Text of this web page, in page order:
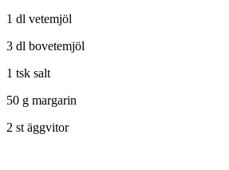
1 dl vetemjöl
3 dl bovetemjöl
1 tsk salt
50 g margarin
2 st äggvitor